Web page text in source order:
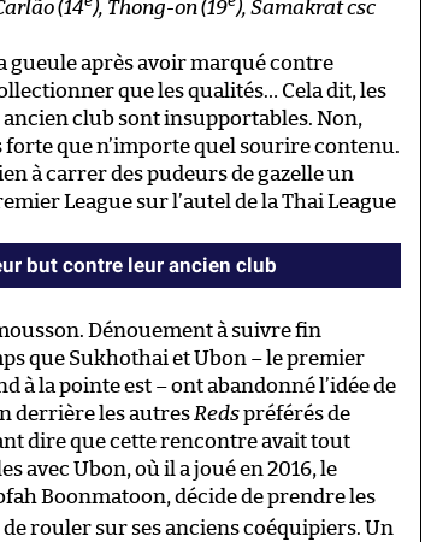
(14 ), Thong-on (19 ), Samakrat csc
gueule après avoir marqué contre
que les qualités… Cela dit, les
club sont insupportables. Non,
forte que n’importe quel sourire contenu.
à carrer des pudeurs de gazelle un
League sur l’autel de la Thai League
but contre leur ancien club
Dénouement à suivre fin
que Sukhothai et Ubon – le premier
à la pointe est – ont abandonné l’idée de
derrière les autres Redspréférés de
dire que cette rencontre avait tout
avec Ubon, où il a joué en 2016, le
Boonmatoon, décide de prendre les
rouler sur ses anciens coéquipiers. Un